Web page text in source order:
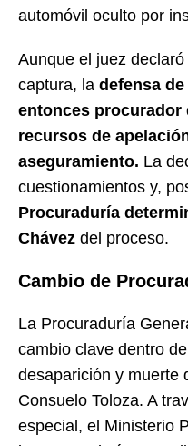
automóvil oculto por
Aunque el juez
captura, la defensa
entonces procurador
recursos de
aseguramiento. La
cuestionamientos y,
Procuraduría
Chávez del proceso.
Cambio de
La Procuraduría
cambio clave dentro
desaparición y muerte
Consuelo Toloza. A
especial, el Ministerio